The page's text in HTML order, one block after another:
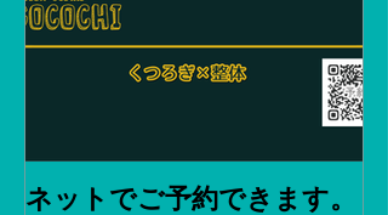
ネットでご予約できます。